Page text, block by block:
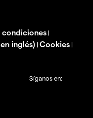
condiciones |
inglés) | Cookies |
Síganos en: